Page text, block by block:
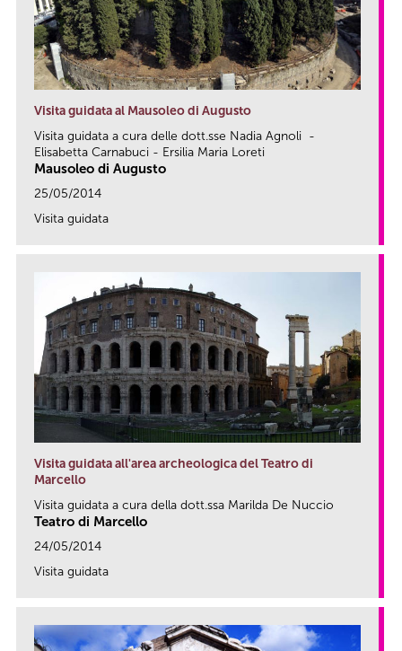
Visita guidata al Mausoleo di Augusto
Visita guidata a cura delle dott.sse Nadia Agnoli -
Elisabetta Carnabuci - Ersilia Maria Loreti
Mausoleo di Augusto
25/05/2014
Visita guidata
Visita guidata all'area archeologica del Teatro di
Marcello
Visita guidata a cura della dott.ssa Marilda De Nuccio
Teatro di Marcello
24/05/2014
Visita guidata